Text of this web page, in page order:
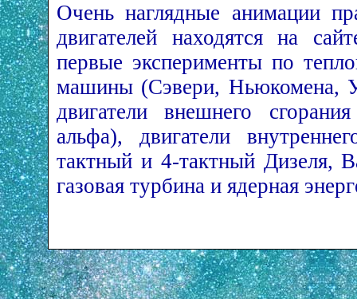
Очень наглядные анимации
двигателей находятся на
первые эксперименты по
машины (Сэвери, Ньюкомена,
двигатели внешнего
альфа), двигатели
тактный и 4-­тактный Дизеля,
газовая турбина и ядерная